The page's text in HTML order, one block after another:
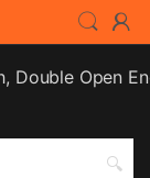
Double Open
🔍